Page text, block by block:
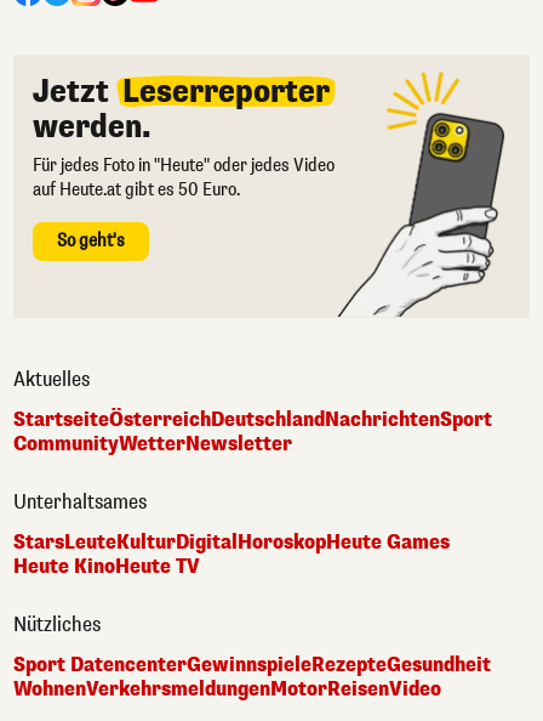
Jetzt Leserreporter
werden.
Für jedes Foto in "Heute" oder jedes Video
auf Heute.at gibt es 50 Euro.
So geht's
Aktuelles
StartseiteÖsterreichDeutschlandNachrichtenSport
CommunityWetterNewsletter
Unterhaltsames
StarsLeuteKulturDigital HoroskopHeute Games
Heute KinoHeute TV
Nützliches
Sport DatencenterGewinnspieleRezepteGesundheit
WohnenVerkehrsmeldungenMotorReisenVideo